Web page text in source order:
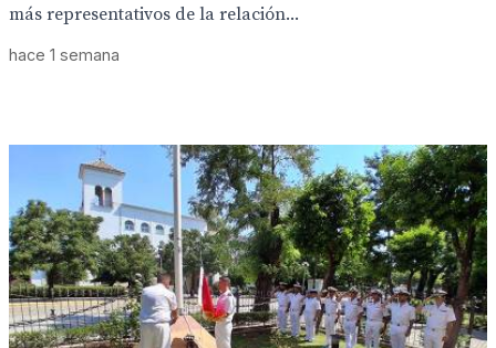
más representativos de la relación...
hace 1 semana